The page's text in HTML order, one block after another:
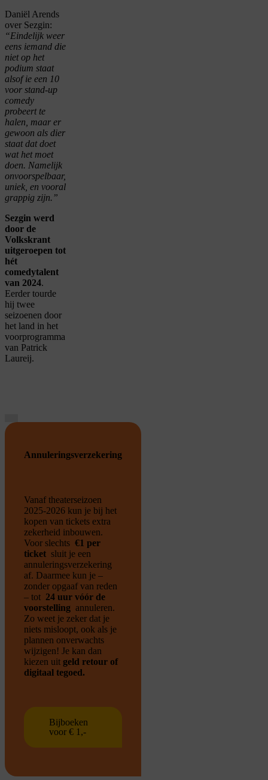
Daniël Arends
over Sezgin:
“Eindelijk weer
eens iemand die
niet op het
podium staat
alsof ie een 10
voor stand-up
comedy
probeert te
halen, maar er
gewoon als dier
staat dat doet
wat het moet
doen. Namelijk
onvoorspelbaar,
uniek, en vooral
grappig zijn.”
Sezgin werd
door de
Volkskrant
uitgeroepen tot
hét
comedytalent
van 2024.
Eerder tourde
hij twee
seizoenen door
het land in het
voorprogramma
van Patrick
Laureij.
je instellingen
youtube.
Annuleringsverzekering
Vanaf theaterseizoen
2025-2026 kun je bij het
kopen van tickets extra
zekerheid inbouwen.
Voor slechts €1 per
ticket sluit je een
annuleringsverzekering
af. Daarmee kun je –
zonder opgaaf van reden
– tot 24 uur vóór de
voorstelling annuleren.
Zo weet je zeker dat je
niets misloopt, ook als je
plannen onverwachts
wijzigen! Je kan dan
kiezen uit geld retour of
digitaal tegoed.
Bijboeken
voor € 1,-